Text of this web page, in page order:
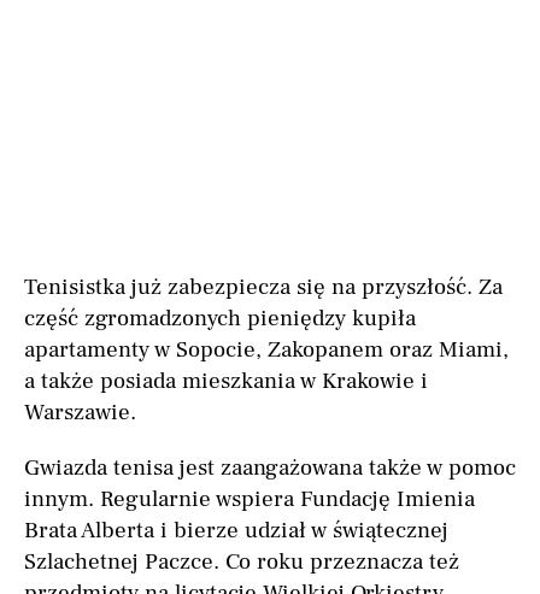
Tenisistka już zabezpiecza się na przyszłość. Za
część zgromadzonych pieniędzy kupiła
apartamenty w Sopocie, Zakopanem oraz Miami,
a także posiada mieszkania w Krakowie i
Warszawie.
Gwiazda tenisa jest zaangażowana także w pomoc
innym. Regularnie wspiera Fundację Imienia
Brata Alberta i bierze udział w świątecznej
Szlachetnej Paczce. Co roku przeznacza też